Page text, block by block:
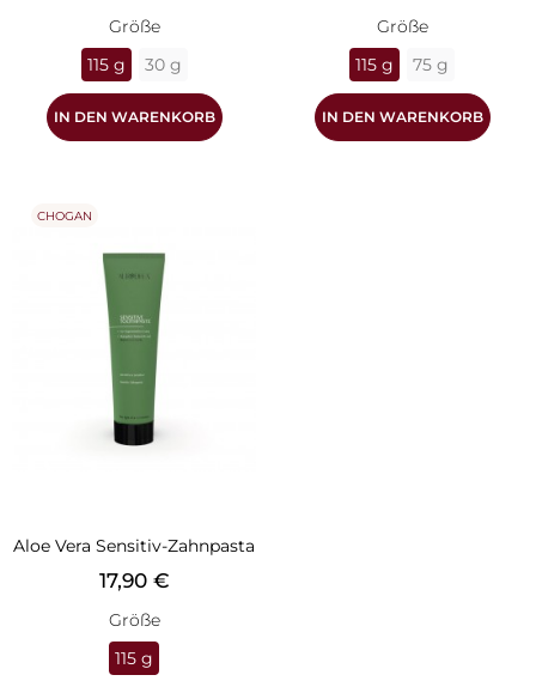
Größe
115 g
30 g
IN DEN WARENKORB
Größe
115 g
75 g
IN DEN WARENKORB
Aloe Vera Sensitiv-Zahnpasta
Preis
17,90 €
Größe
115 g
CHOGAN